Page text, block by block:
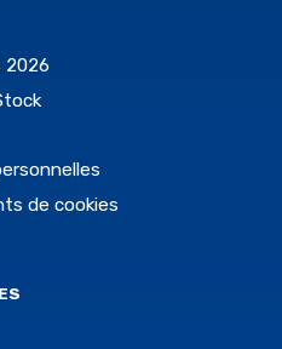
2026
de cookies